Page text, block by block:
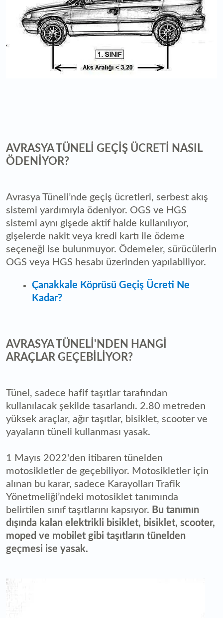
AVRASYA TÜNELİ GEÇİŞ ÜCRETİ NASIL
ÖDENİYOR?
Avrasya Tüneli’nde geçiş ücretleri, serbest akış
sistemi yardımıyla ödeniyor. OGS ve HGS
sistemi aynı gişede aktif halde kullanılıyor,
gişelerde nakit veya kredi kartı ile ödeme
seçeneği ise bulunmuyor. Ödemeler, sürücülerin
OGS veya HGS hesabı üzerinden yapılabiliyor.
Çanakkale Köprüsü Geçiş Ücreti Ne
Kadar?
AVRASYA TÜNELİ'NDEN HANGİ
ARAÇLAR GEÇEBİLİYOR?
Tünel, sadece hafif taşıtlar tarafından
kullanılacak şekilde tasarlandı. 2.80 metreden
yüksek araçlar, ağır taşıtlar, bisiklet, scooter ve
yayaların tüneli kullanması yasak.
1 Mayıs 2022'den itibaren tünelden
motosikletler de geçebiliyor. Motosikletler için
alınan bu karar, sadece Karayolları Trafik
Yönetmeliği’ndeki motosiklet tanımında
belirtilen sınıf taşıtlarını kapsıyor. Bu tanımın
dışında kalan elektrikli bisiklet, bisiklet, scooter,
moped ve mobilet gibi taşıtların tünelden
geçmesi ise yasak.